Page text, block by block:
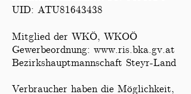
UID: ATU81643438
Mitglied der WKÖ, WKOÖ
Gewerbeordnung: www.ris.bka.gv.at
Bezirkshauptmannschaft Steyr-Land
Verbraucher haben die Möglichkeit,